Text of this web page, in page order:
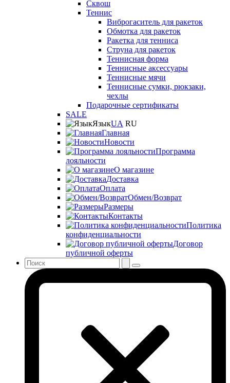
Сквош
Теннис
Виброгаситель для ракеток
Обмотка для ракеток
Ракетка для тенниса
Струна для ракеток
Теннисная форма
Теннисные аксессуары
Теннисные мячи
Теннисные сумки, рюкзаки,
чехлы
Подарочные сертификаты
SALE
ЯзыкUA RU
Главная
Новости
Программа
лояльности
О магазине
Доставка
Оплата
Обмен/Возврат
Размеры
Контакты
Политика
конфиденциальности
Договор
публичной оферты